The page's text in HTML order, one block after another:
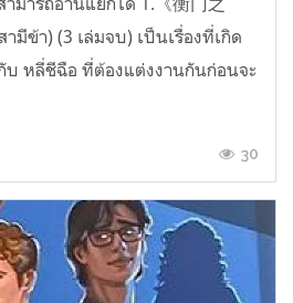
ข้า) (3 เล่มจบ) เป็นเรื่องที่เกิด
บ หลี่ชีฉือ ที่ต้องแต่งงานกันก่อนจะ
30